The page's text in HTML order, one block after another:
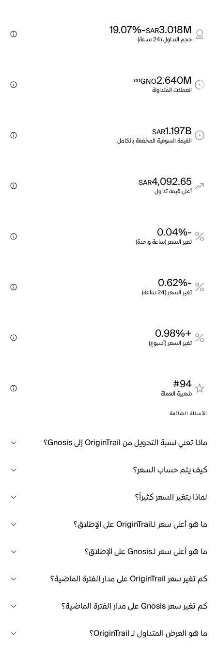
3.018M
SAR
-19.07%
حجم التداول (24 ساعة)
2.640M
GNO
∞
العملات المتداولة
1.197B
SAR
القيمة السوقية المخففة بالكامل
4,092.65
SAR
أعلى قيمة تداول
-0.04%
تغير السعر (ساعة واحدة)
-0.62%
تغير السعر (24 ساعة)
+0.98%
تغير السعر (أسبوع)
#94
شعبية العملة
الأسئلة الشائعة
ماذا تعني نسبة التحويل من OriginTrail إلى Gnosis؟
كيف يتم حساب السعر؟
لماذا يتغير السعر كثيراً؟
ما هو أعلى سعر لـOriginTrail على الإطلاق؟
ما هو أعلى سعر لـGnosis على الإطلاق؟
كم تغير سعر OriginTrail على مدار الفترة الماضية؟
كم تغير سعر Gnosis على مدار الفترة الماضية؟
ما هو العرض المتداول لـ OriginTrail؟